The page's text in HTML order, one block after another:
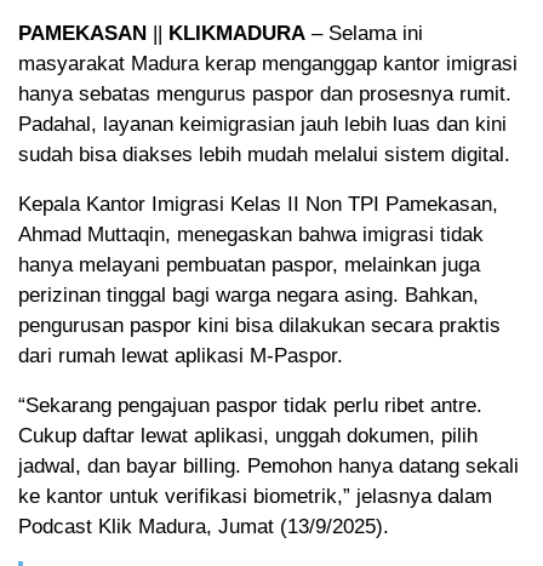
PAMEKASAN || KLIKMADURA – Selama ini
masyarakat Madura kerap menganggap kantor imigrasi
hanya sebatas mengurus paspor dan prosesnya rumit.
Padahal, layanan keimigrasian jauh lebih luas dan kini
sudah bisa diakses lebih mudah melalui sistem digital.
Kepala Kantor Imigrasi Kelas II Non TPI Pamekasan,
Ahmad Muttaqin, menegaskan bahwa imigrasi tidak
hanya melayani pembuatan paspor, melainkan juga
perizinan tinggal bagi warga negara asing. Bahkan,
pengurusan paspor kini bisa dilakukan secara praktis
dari rumah lewat aplikasi M-Paspor.
“Sekarang pengajuan paspor tidak perlu ribet antre.
Cukup daftar lewat aplikasi, unggah dokumen, pilih
jadwal, dan bayar billing. Pemohon hanya datang sekali
ke kantor untuk verifikasi biometrik,” jelasnya dalam
Podcast Klik Madura, Jumat (13/9/2025).